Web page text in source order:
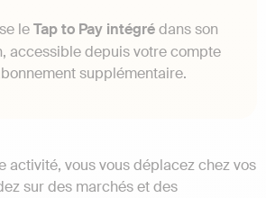
leTap to Pay intégrédans son
accessible depuis votre compte
supplémentaire.
activité, vous vous déplacez chez vos
sur des marchés et des